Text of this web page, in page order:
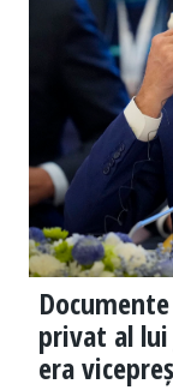
privat al lui
era